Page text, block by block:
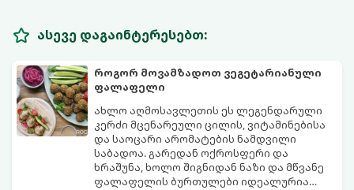
ასევე დაგაინტერესებთ:
როგორ მოვამზადოთ ვეგეტარიანული
ფალაფელი
ახლო აღმოსავლეთის ეს ლეგენდარული
კერძი მცენარეული ცილის, ვიტამინებისა
და საოცარი არომატების ნამდვილი
საბადოა. გარედან ოქროსფერი და
ხრაშუნა, ხოლო შიგნიდან ნაზი და მწვანე
ფალაფელის ბურთულები იდეალურია